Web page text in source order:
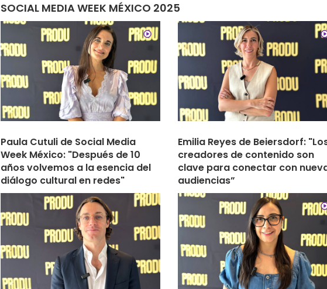
SOCIAL MEDIA WEEK MÉXICO 2025
Paula Cutuli de Social Media
Week México: "Después de 10
años volvemos a la esencia del
diálogo cultural en redes"
Emilia Reyes de Beiersdorf:
creadores de contenido son
clave para conectar con
audiencias”